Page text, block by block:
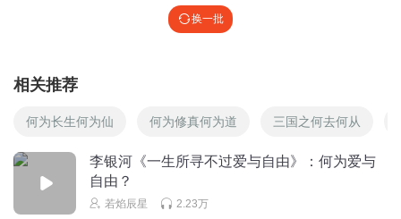
换一批
相关推荐
何为长生何为仙 何为修真何为道 三国之何去何从
李银河《一生所寻不过爱与自由》：何为爱与
自由？
若焰辰星 2.23万